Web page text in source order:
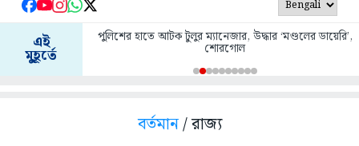
এই
মুহূর্তে
পুলিশের হাতে আটক টুলুর ম্যানেজার, উদ্ধার ‘মণ্ডলের ডায়েরি’,
শোরগোল
বর্তমান/ রাজ্য